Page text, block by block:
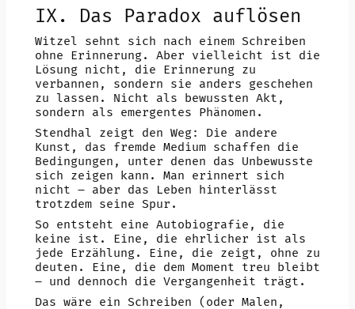
IX. Das Paradox auflösen
Witzel sehnt sich nach einem Schreiben
ohne Erinnerung. Aber vielleicht ist die
Lösung nicht, die Erinnerung zu
verbannen, sondern sie anders geschehen
zu lassen. Nicht als bewussten Akt,
sondern als emergentes Phänomen.
Stendhal zeigt den Weg: Die andere
Kunst, das fremde Medium schaffen die
Bedingungen, unter denen das Unbewusste
sich zeigen kann. Man erinnert sich
nicht – aber das Leben hinterlässt
trotzdem seine Spur.
So entsteht eine Autobiografie, die
keine ist. Eine, die ehrlicher ist als
jede Erzählung. Eine, die zeigt, ohne zu
deuten. Eine, die dem Moment treu bleibt
– und dennoch die Vergangenheit trägt.
Das wäre ein Schreiben (oder Malen,